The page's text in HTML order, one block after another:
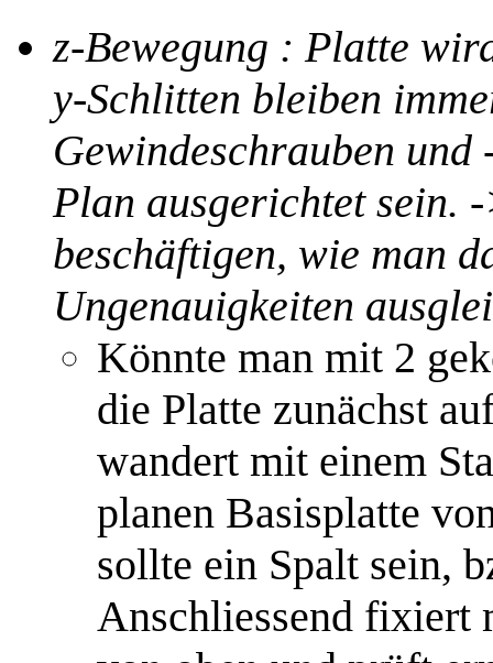
z-Bewegung : Platte
y-Schlitten bleiben
Gewindeschrauben und
Plan ausgerichtet sein.
beschäftigen, wie man
Ungenauigkeiten
Könnte man mit 2
die Platte zunächst
wandert mit einem
planen Basisplatte
sollte ein Spalt sein,
Anschliessend fixiert